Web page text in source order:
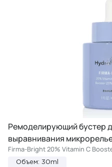
Ремоделирующий бустер
выравнивания
Firma-Bright 20% Vitamin C
Объем: 30ml